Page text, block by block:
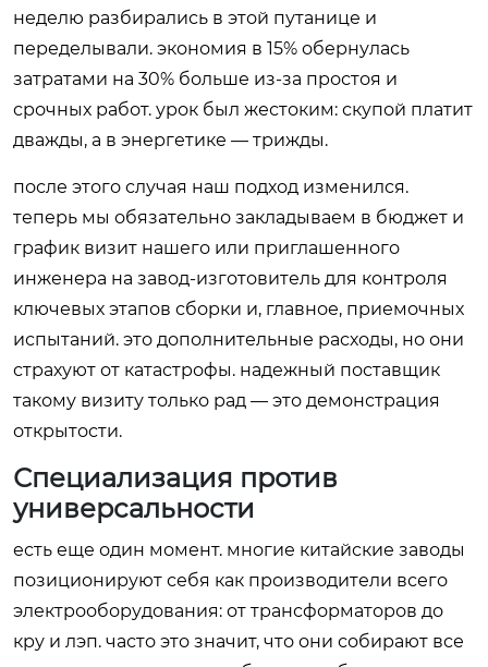
неделю разбирались в этой путанице и
переделывали. экономия в 15% обернулась
затратами на 30% больше из-за простоя и
срочных работ. урок был жестоким: скупой платит
дважды, а в энергетике — трижды.
после этого случая наш подход изменился.
теперь мы обязательно закладываем в бюджет и
график визит нашего или приглашенного
инженера на завод-изготовитель для контроля
ключевых этапов сборки и, главное, приемочных
испытаний. это дополнительные расходы, но они
страхуют от катастрофы. надежный поставщик
такому визиту только рад — это демонстрация
открытости.
Специализация против
универсальности
есть еще один момент. многие китайские заводы
позиционируют себя как производители всего
электрооборудования: от трансформаторов до
кру и лэп. часто это значит, что они собирают все